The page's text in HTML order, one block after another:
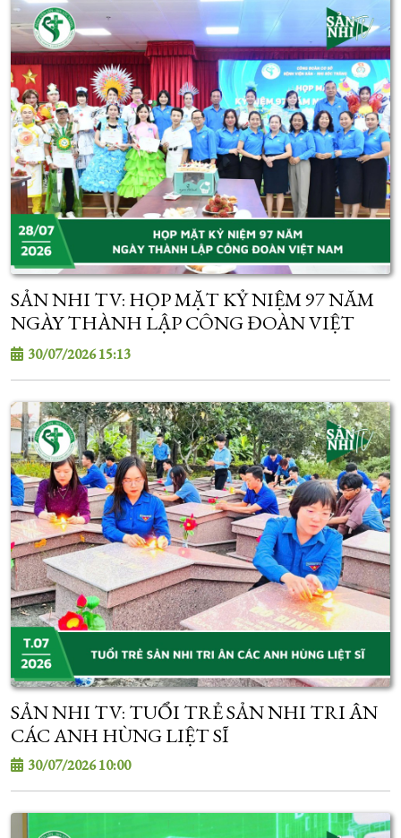
SẢN NHI TV: HỌP MẶT KỶ NIỆM 97 NĂM
NGÀY THÀNH LẬP CÔNG ĐOÀN VIỆT
NAM
30/07/2026 15:13
SẢN NHI TV: TUỔI TRẺ SẢN NHI TRI ÂN
CÁC ANH HÙNG LIỆT SĨ
30/07/2026 10:00